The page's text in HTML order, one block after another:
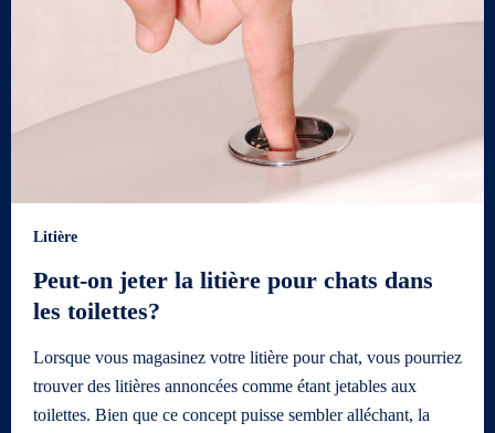
Litière
Peut-on jeter la litière pour chats dans
les toilettes?
Lorsque vous magasinez votre litière pour chat, vous pourriez
trouver des litières annoncées comme étant jetables aux
toilettes. Bien que ce concept puisse sembler alléchant, la